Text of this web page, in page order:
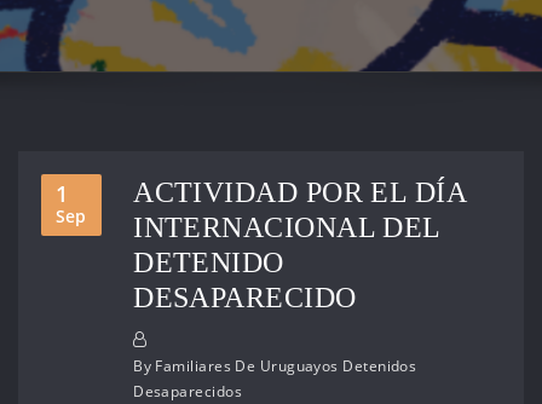
1
Sep
ACTIVIDAD POR EL DÍA
INTERNACIONAL DEL
DETENIDO
DESAPARECIDO
By Familiares De Uruguayos Detenidos
Desaparecidos